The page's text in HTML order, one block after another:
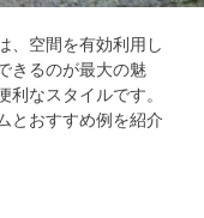
、空間を有効利用し
きるのが最大の魅
なスタイルです。
とおすすめ例を紹介